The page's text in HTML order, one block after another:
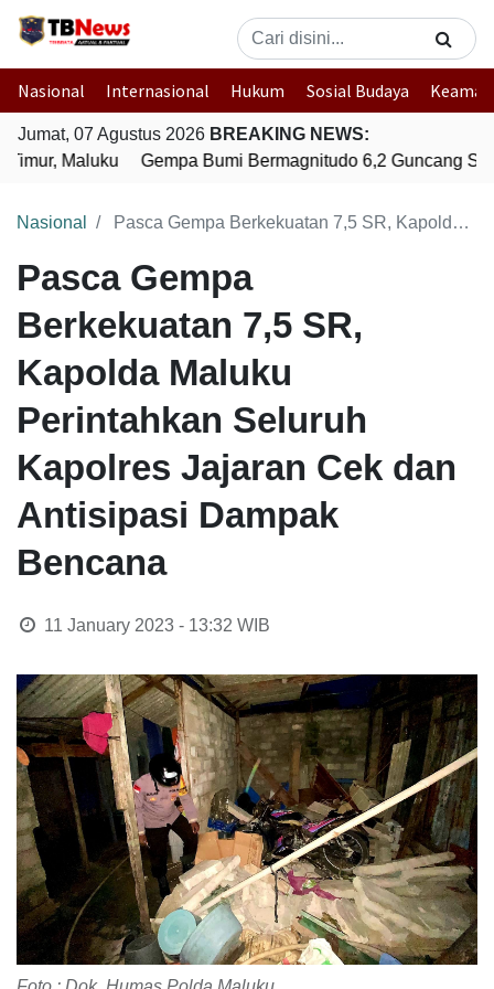
Nasional Internasional Hukum Sosial Budaya
Jumat, 07 Agustus 2026 BREAKING NEWS:
Maluku
Gempa Bumi Bermagnitudo 6,2 Guncang
Nasional Pasca Gempa Berkekuatan 7,5 SR, Kapolda Maluku Perintahkan Seluruh Kapolres Jajaran Cek dan Antisipasi Dampak Bencana
Pasca Gempa
Berkekuatan 7,5 SR,
Kapolda Maluku
Perintahkan Seluruh
Kapolres Jajaran Cek dan
Antisipasi Dampak
Bencana
11 January 2023 - 13:32 WIB